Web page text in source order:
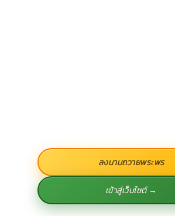
ลงนามถวายพระพร
เข้าสู่เว็บไซต์ →